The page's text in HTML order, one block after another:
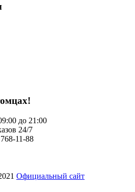
до 21:00
24/7
11-88
Официальный сайт